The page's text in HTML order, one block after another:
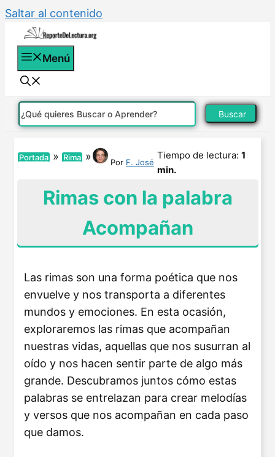
Saltar al contenido
Menú
Buscar
Portada » Rima » Por F. José
Tiempo de lectura: 1
min.
Rimas con la palabra
Acompañan
Las rimas son una forma poética que nos
envuelve y nos transporta a diferentes
mundos y emociones. En esta ocasión,
exploraremos las rimas que acompañan
nuestras vidas, aquellas que nos susurran al
oído y nos hacen sentir parte de algo más
grande. Descubramos juntos cómo estas
palabras se entrelazan para crear melodías
y versos que nos acompañan en cada paso
que damos.